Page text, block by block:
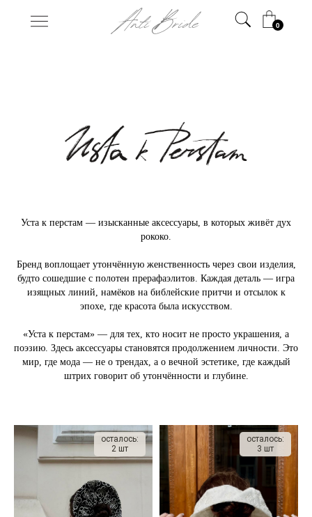
0
Уста к перстам — изысканные аксессуары, в которых живёт дух
рококо.
Бренд воплощает утончённую женственность через свои изделия,
будто сошедшие с полотен прерафаэлитов. Каждая деталь — игра
изящных линий, намёков на библейские притчи и отсылок к
эпохе, где красота была искусством.
«Уста к перстам» — для тех, кто носит не просто украшения, а
поэзию. Здесь аксессуары становятся продолжением личности. Это
мир, где мода — не о трендах, а о вечной эстетике, где каждый
штрих говорит об утончённости и глубине.
осталось:
2 шт
осталось:
3 шт